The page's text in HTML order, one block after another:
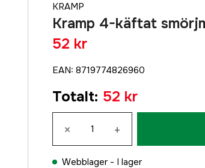
KRAMP
Kramp 4-käftat
52 kr
EAN: 8719774826960
Totalt: 52 kr
× +
Webblager - I lager